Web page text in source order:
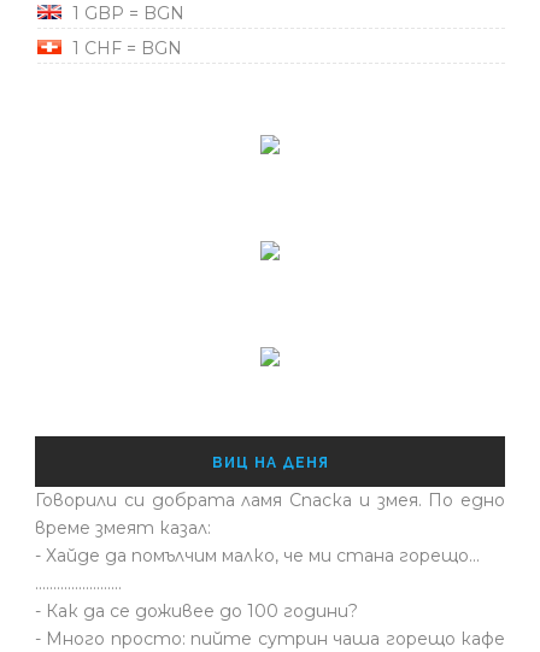
1 GBP = BGN
1 CHF = BGN
ВИЦ НА ДЕНЯ
Говорили си добрата ламя Спаска и змея. По едно
време змеят казал:
- Хайде да помълчим малко, че ми стана горещо...
........................
- Как да се доживее до 100 години?
- Много просто: пийте сутрин чаша горещо кафе